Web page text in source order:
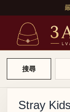
搜尋
Stray